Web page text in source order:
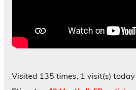
Visited 135 times, 1 visit(s) today